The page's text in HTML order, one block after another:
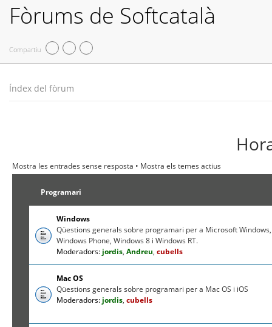
Fòrums de Softcatalà
Compartiu
Índex del fòrum
Mostra les entrades sense resposta • Mostra els temes actius
Programari
Windows
Qüestions generals sobre programari per a Microsoft Windows,
Windows Phone, Windows 8 i Windows RT.
Moderadors: jordis,Andreu,cubells
Mac OS
Qüestions generals sobre programari per a Mac OS i iOS
Moderadors: jordis,cubells